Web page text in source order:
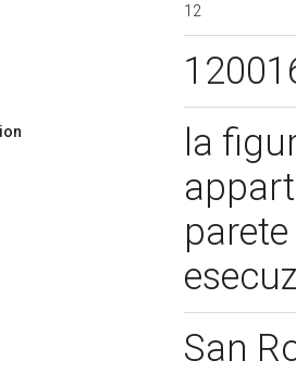
12
la
San